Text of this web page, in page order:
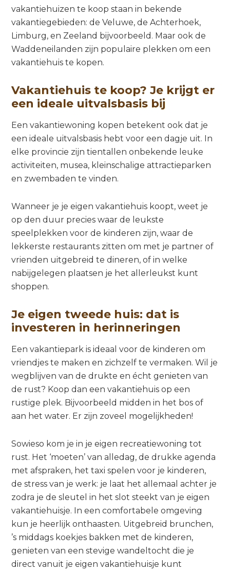
vakantiehuizen te koop staan in bekende
vakantiegebieden: de Veluwe, de Achterhoek,
Limburg, en Zeeland bijvoorbeeld. Maar ook de
Waddeneilanden zijn populaire plekken om een
vakantiehuis te kopen.
Vakantiehuis te koop? Je krijgt er
een ideale uitvalsbasis bij
Een vakantiewoning kopen betekent ook dat je
een ideale uitvalsbasis hebt voor een dagje uit. In
elke provincie zijn tientallen onbekende leuke
activiteiten, musea, kleinschalige attractieparken
en zwembaden te vinden.
Wanneer je je eigen vakantiehuis koopt, weet je
op den duur precies waar de leukste
speelplekken voor de kinderen zijn, waar de
lekkerste restaurants zitten om met je partner of
vrienden uitgebreid te dineren, of in welke
nabijgelegen plaatsen je het allerleukst kunt
shoppen.
Je eigen tweede huis: dat is
investeren in herinneringen
Een vakantiepark is ideaal voor de kinderen om
vriendjes te maken en zichzelf te vermaken. Wil je
wegblijven van de drukte en écht genieten van
de rust? Koop dan een vakantiehuis op een
rustige plek. Bijvoorbeeld midden in het bos of
aan het water. Er zijn zoveel mogelijkheden!
Sowieso kom je in je eigen recreatiewoning tot
rust. Het ‘moeten’ van alledag, de drukke agenda
met afspraken, het taxi spelen voor je kinderen,
de stress van je werk: je laat het allemaal achter je
zodra je de sleutel in het slot steekt van je eigen
vakantiehuisje. In een comfortabele omgeving
kun je heerlijk onthaasten. Uitgebreid brunchen,
’s middags koekjes bakken met de kinderen,
genieten van een stevige wandeltocht die je
direct vanuit je eigen vakantiehuisje kunt